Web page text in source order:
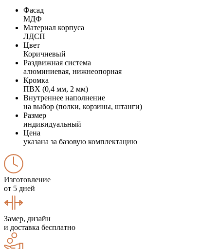
Фасад
МДФ
Материал корпуса
ЛДСП
Цвет
Коричневый
Раздвижная система
алюминиевая, нижнеопорная
Кромка
ПВХ (0,4 мм, 2 мм)
Внутреннее наполнение
на выбор (полки, корзины, штанги)
Размер
индивидуальный
Цена
указана за базовую комплектацию
Изготовление
от 5 дней
Замер, дизайн
и доставка бесплатно